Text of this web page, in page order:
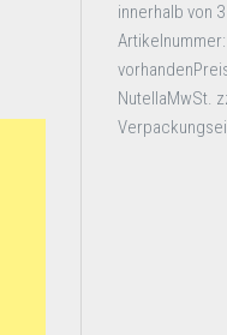
innerhalb von
NutellaMwSt.